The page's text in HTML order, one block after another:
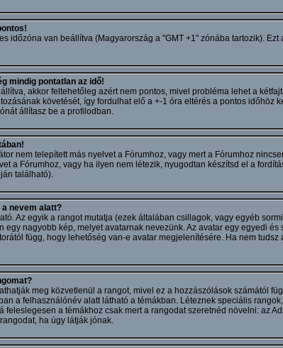
időzóna van beállítva (Magyarország a "GMT +1" zónába tartozik).
mindig pontatlan az idő!
akkor feltehetőleg azért nem pontos, mivel probléma lehet a
követését, így fordulhat elő a +-1 óra eltérés a pontos időhöz
állítasz be a profilodban.
nem telepített más nyelvet a Fórumhoz, vagy mert a Fórumhoz
a Fórumhoz, vagy ha ilyen nem létezik, nyugodtan készítsd el a
található).
nevem alatt?
Az egyik a rangot mutatja (ezek általában csillagok, vagy egyéb
egy nagyobb kép, melyet avatarnak nevezünk. Az avatar egy egyedi
függ, hogy lehetőség van-e avatar megjelenítésére. Ha nem
meg közvetlenül a rangot, mivel ez a hozzászólások számától
a felhasználónév alatt látható a témákban. Léteznek speciális
feleslegesen a témákhoz csak mert a rangodat szeretnéd növelni: az
ha úgy látják jónak.